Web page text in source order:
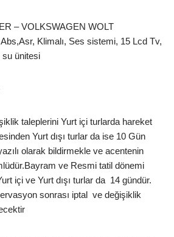
– VOLKSWAGEN WOLT
Klimalı, Ses sistemi, 15 Lcd Tv,
su ünitesi
taleplerini Yurt içi turlarda hareket
Yurt dışı turlar da ise 10 Gün
olarak bildirmekle ve acentenin
ve Resmi tatil dönemi
içi ve Yurt dışı turlar da 14 gündür.
sonrası iptal ve değişiklik